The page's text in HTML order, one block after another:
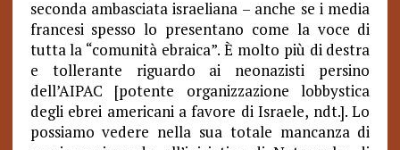
seconda ambasciata israeliana – anche se i media
francesi spesso lo presentano come la voce di
tutta la “comunità ebraica”. È molto più di destra
e tollerante riguardo ai neonazisti persino
dell’AIPAC [potente organizzazione lobbystica
degli ebrei americani a favore di Israele, ndt.]. Lo
possiamo vedere nella sua totale mancanza di